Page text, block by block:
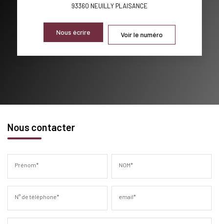
93360 NEUILLY PLAISANCE
Nous écrire Voir le numéro
Nous contacter
Prénom* NOM*
N° de téléphone* email*